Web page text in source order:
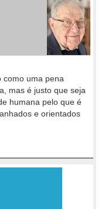
como uma pena
mas é justo que seja
humana pelo que é
e orientados